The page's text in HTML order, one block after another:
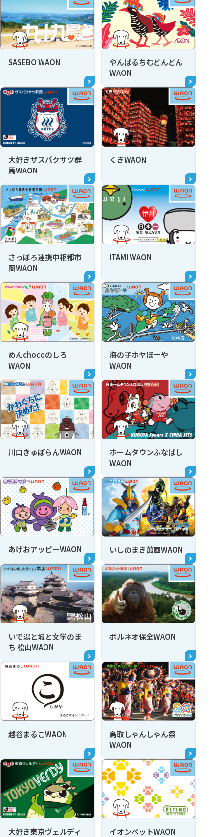
SASEBO WAON
やんばるちむどんどん
WAON
大好きザスパクサツ群
馬WAON
くきWAON
さっぽろ連携中枢都市
圏WAON
ITAMI WAON
めんchocoのしろ
WAON
海の子ホヤぼーや
WAON
川口きゅぽらんWAON
ホームタウンふなばし
WAON
あげおアッピーWAON いしのまき萬画WAON
いで湯と城と文学のま
ち 松山WAON
ボルネオ保全WAON
越谷まるこWAON
鳥取しゃんしゃん祭
WAON
大好き東京ヴェルディ
イオンペットWAON